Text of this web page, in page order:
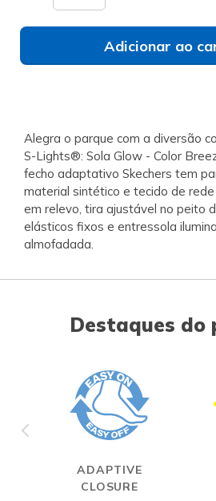
Adicionar ao
Alegra o parque com a diversão
S-Lights®: Sola Glow - Color
fecho adaptativo Skechers tem
material sintético e tecido de
em relevo, tira ajustável no peito
elásticos fixos e entressola
almofadada.
Destaques do
ADAPTIVE
CLOSURE